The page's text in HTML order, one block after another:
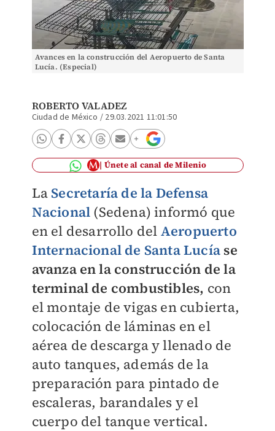
Avances en la construcción del Aeropuerto de Santa
Lucía. (Especial)
ROBERTO VALADEZ
Ciudad de México / 29.03.2021 11:01:50
Únete al canal de Milenio
La Secretaría de la Defensa
Nacional (Sedena) informó que
en el desarrollo del Aeropuerto
Internacional de Santa Lucía se
avanza en la construcción de la
terminal de combustibles, con
el montaje de vigas en cubierta,
colocación de láminas en el
aérea de descarga y llenado de
auto tanques, además de la
preparación para pintado de
escaleras, barandales y el
cuerpo del tanque vertical.